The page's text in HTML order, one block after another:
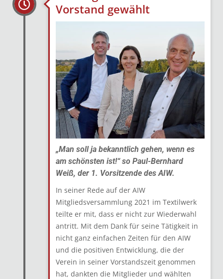
Vorstand gewählt
„Man soll ja bekanntlich gehen, wenn es
am schönsten ist!“ so Paul-Bernhard
Weiß, der 1. Vorsitzende des AIW.
In seiner Rede auf der AIW
Mitgliedsversammlung 2021 im Textilwerk
teilte er mit, dass er nicht zur Wiederwahl
antritt. Mit dem Dank für seine Tätigkeit in
nicht ganz einfachen Zeiten für den AIW
und die positiven Entwicklung, die der
Verein in seiner Vorstandszeit genommen
hat, dankten die Mitglieder und wählten